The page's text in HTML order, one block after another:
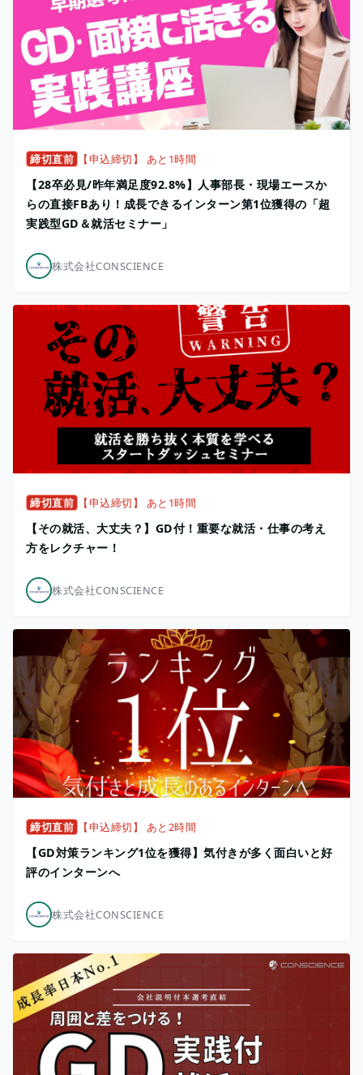
締切直前 【申込締切】 あと1時間
【28卒必見/昨年満⾜度92.8%】人事部長・現場エースか
らの直接FBあり！成長できるインターン第1位獲得の「超
実践型GD＆就活セミナー」
株式会社CONSCIENCE
締切直前 【申込締切】 あと1時間
【その就活、大丈夫？】GD付！重要な就活・仕事の考え
方をレクチャー！
株式会社CONSCIENCE
締切直前 【申込締切】 あと2時間
【GD対策ランキング1位を獲得】気付きが多く面白いと好
評のインターンへ
株式会社CONSCIENCE